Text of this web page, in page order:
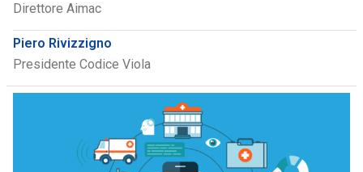
Direttore Aimac
Piero Rivizzigno
Presidente Codice Viola